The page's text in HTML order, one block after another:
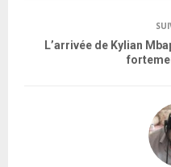
L’arrivée de Kylian